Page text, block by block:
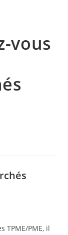
vous
TPME/PME, il